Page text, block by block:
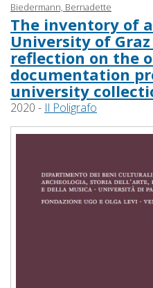
Biedermann, Bernadette
The inventory of
University of
reflection on the
documentation
university
2020 - Il Poligrafo